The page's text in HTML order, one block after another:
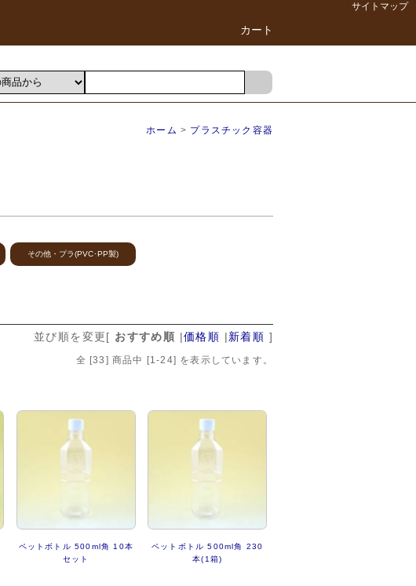
サイトマップ
カート
ホーム > プラスチック容器
その他・プラ(PVC･PP製)
並び順を変更[ おすすめ順 |価格順 |新着順 ]
全 [33 ] 商品中 [1-24] を表示しています。
ペットボトル 500ml角 10本
セット
ペットボトル 500ml角 230
本(1箱)